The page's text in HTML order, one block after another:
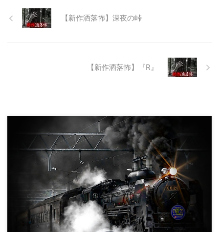
継続が不可能となってしまったら
しい。 そこに残ったのは無責任
【新作洒落怖】深夜の峠
【新作洒落怖】『R』